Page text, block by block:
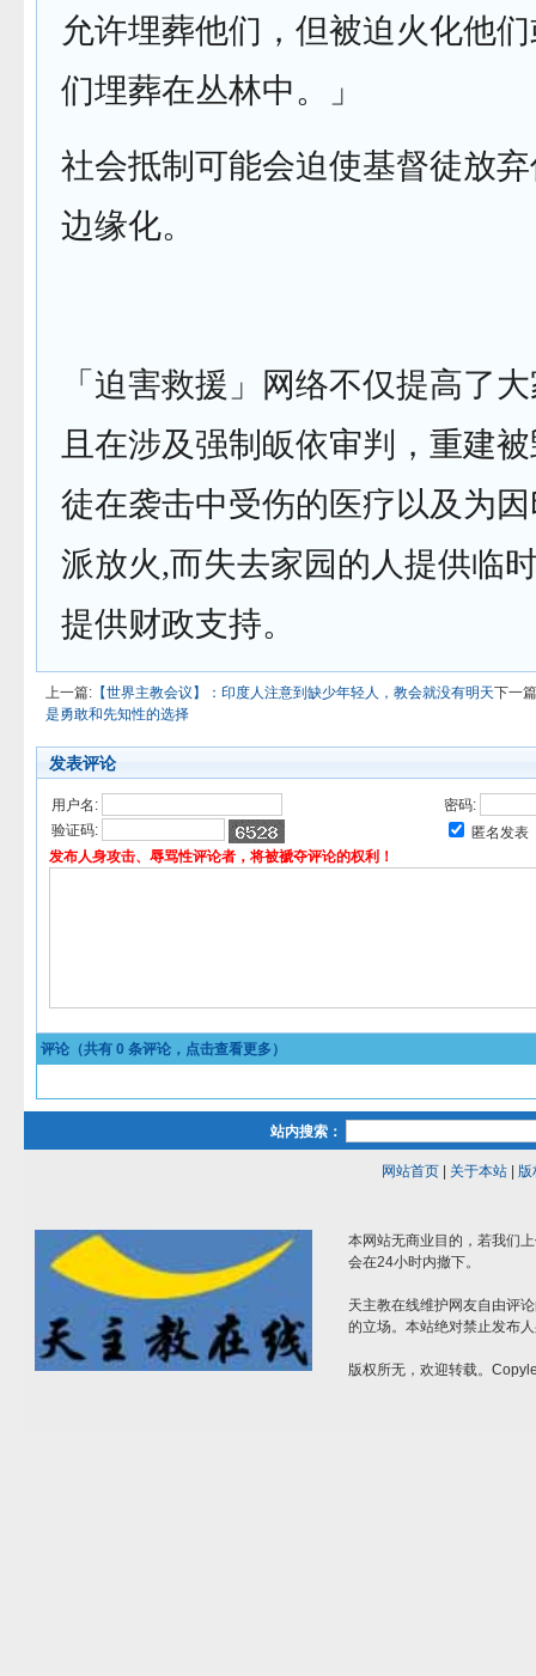
允许埋葬他们，但被迫火化他
们埋葬在丛林中。」
社会抵制可能会迫使基督徒放
边缘化。
「迫害救援」网络不仅提高了
且在涉及强制皈依审判，重建
徒在袭击中受伤的医疗以及为
派放火,而失去家园的人提供临
提供财政支持。
上一篇: 【世界主教会议】：印度人注意到缺少年轻人，教会就没有明天下一
是勇敢和先知性的选择
发表评论
用户名:
密码:
验证码:
匿名发表
发布人身攻击、辱骂性评论者，将被褫夺评论的权利！
评论（共有 0 条评论，点击查看更多）
站内搜索：
网站首页| 关于本站| 版
本网站无商业目的，若我们
会在24小时内撤下。
天主教在线维护网友自由评
的立场。本站绝对禁止发布
版权所无，欢迎转载。